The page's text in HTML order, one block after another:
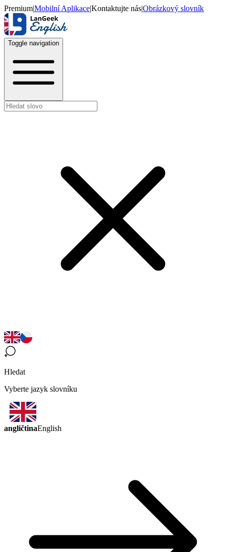
Premium|Mobilní Aplikace|Kontaktujte nás|Obrázkový slovník
Toggle navigation
Hledat
Vyberte jazyk slovníku
angličtinaEnglish